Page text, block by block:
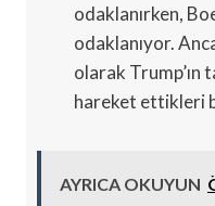
odaklanırken,
odaklanıyor.
olarak Trump’ın
hareket ettikleri
AYRICA OKUYUN